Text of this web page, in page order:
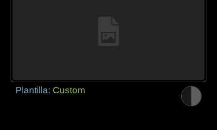
Plantilla: Custom